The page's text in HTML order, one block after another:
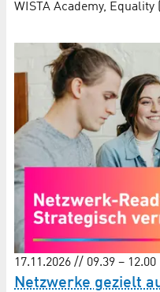
WISTA Academy, Equality
17.11.2026 // 09.39 – 12.00
Netzwerke gezielt